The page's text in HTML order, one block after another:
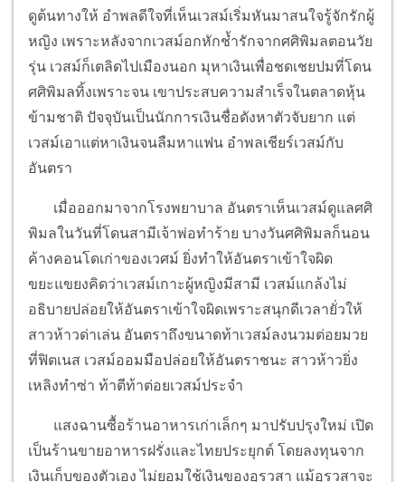
ดูต้นทางให้ อำพลดีใจที่เห็นเวสม์เริ่มหันมาสนใจรู้จักรักผู้
หญิง เพราะหลังจากเวสม์อกหักช้ำรักจากศศิพิมลตอนวัย
รุ่น เวสม์ก็เตลิดไปเมืองนอก มุหาเงินเพื่อชดเชยปมที่โดน
ศศิพิมลทิ้งเพราะจน เขาประสบความสำเร็จในตลาดหุ้น
ข้ามชาติ ปัจจุบันเป็นนักการเงินชื่อดังหาตัวจับยาก แต่
เวสม์เอาแต่หาเงินจนลืมหาแฟน อำพลเชียร์เวสม์กับ
อันตรา
เมื่อออกมาจากโรงพยาบาล อันตราเห็นเวสม์ดูแลศศิ
พิมลในวันที่โดนสามีเจ้าพ่อทำร้าย บางวันศศิพิมลก็นอน
ค้างคอนโดเก่าของเวศม์ ยิ่งทำให้อันตราเข้าใจผิด
ขยะแขยงคิดว่าเวสม์เกาะผู้หญิงมีสามี เวสม์แกล้งไม่
อธิบายปล่อยให้อันตราเข้าใจผิดเพราะสนุกดีเวลายั่วให้
สาวห้าวด่าเล่น อันตราถึงขนาดท้าเวสม์ลงนวมต่อยมวย
ที่ฟิตเนส เวสม์ออมมือปล่อยให้อันตราชนะ สาวห้าวยิ่ง
เหลิงทำซ่า ท้าตีท้าต่อยเวสม์ประจำ
แสงฉานซื้อร้านอาหารเก่าเล็กๆ มาปรับปรุงใหม่ เปิด
เป็นร้านขายอาหารฝรั่งและไทยประยุกต์ โดยลงทุนจาก
เงินเก็บของตัวเอง ไม่ยอมใช้เงินของอุรวสา แม้อุรวสาจะ